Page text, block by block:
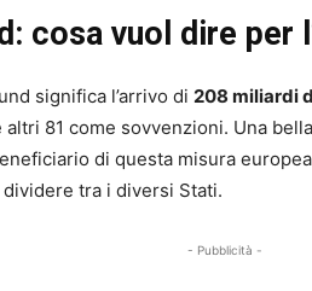
cosa vuol dire per
significa l’arrivo di 208 miliardi
81 come sovvenzioni. Una
di questa misura
tra i diversi Stati.
- Pubblicità -